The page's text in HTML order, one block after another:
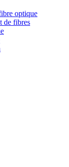
optique
de fibres